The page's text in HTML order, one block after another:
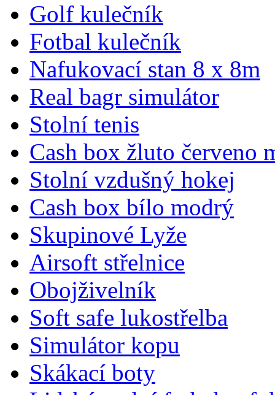
Golf kulečník
Fotbal kulečník
Nafukovací stan 8 x 8m
Real bagr simulátor
Stolní tenis
Cash box žluto červeno
Stolní vzdušný hokej
Cash box bílo modrý
Skupinové Lyže
Airsoft střelnice
Obojživelník
Soft safe lukostřelba
Simulátor kopu
Skákací boty